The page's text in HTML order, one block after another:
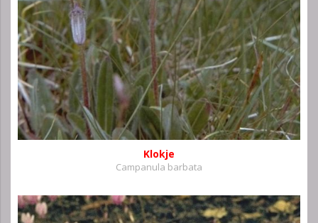
Klokje
Campanula barbata